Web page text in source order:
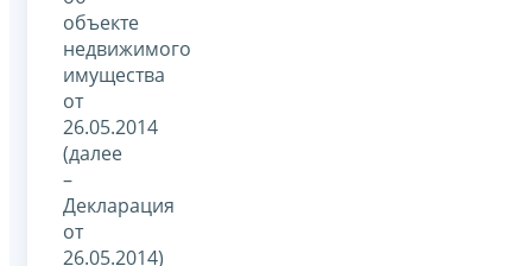
объекте
недвижимого
имущества
от
26.05.2014
(далее
–
Декларация
от
26.05.2014)